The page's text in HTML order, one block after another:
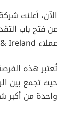
عملاء Vodafone UK & Ireland.
تُعتبر هذه
حيث تجمع بين
واحدة من أكبر